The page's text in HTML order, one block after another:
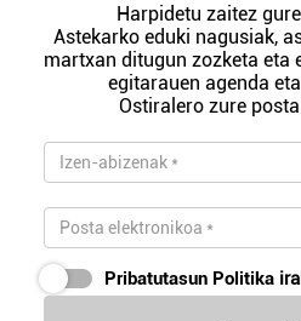
Harpidetu zaitez
Astekarko eduki nagusiak,
martxan ditugun zozketa eta
egitarauen agenda
Ostiralero zure
Pribatutasun Politika